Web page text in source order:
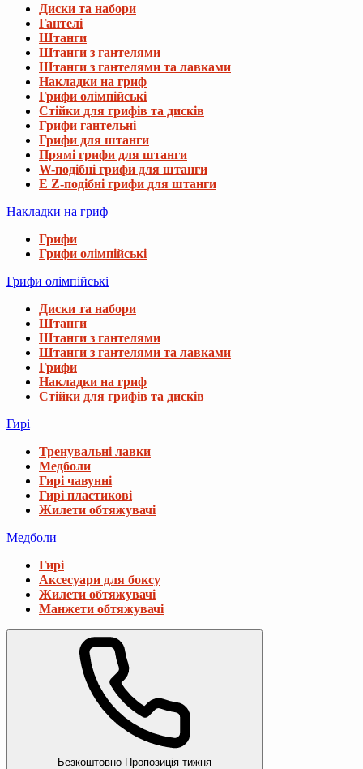
Диски та набори
Гантелі
Штанги
Штанги з гантелями
Штанги з гантелями та лавками
Накладки на гриф
Грифи олімпійські
Стійки для грифів та дисків
Грифи гантельні
Грифи для штанги
Прямі грифи для штанги
W-подібні грифи для штанги
E Z-подібні грифи для штанги
Накладки на гриф
Грифи
Грифи олімпійські
Грифи олімпійські
Диски та набори
Штанги
Штанги з гантелями
Штанги з гантелями та лавками
Грифи
Накладки на гриф
Стійки для грифів та дисків
Гирі
Тренувальні лавки
Медболи
Гирі чавунні
Гирі пластикові
Жилети обтяжувачі
Медболи
Гирі
Аксесуари для боксу
Жилети обтяжувачі
Манжети обтяжувачі
Безкоштовно Пропозиція тижня